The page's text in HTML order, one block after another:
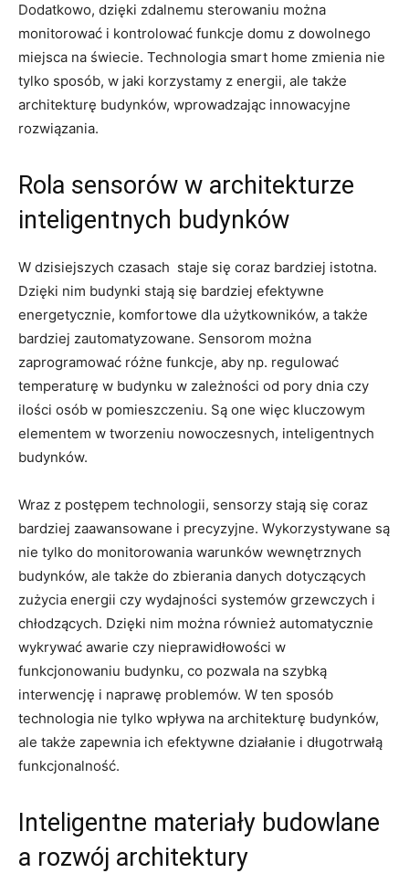
Dodatkowo,⁣ dzięki ⁢zdalnemu⁤ sterowaniu ⁤można
monitorować⁤ i⁤ kontrolować​ funkcje ‌domu ⁣z dowolnego
miejsca na świecie.⁤ Technologia smart home zmienia nie
tylko ‍sposób, ​w jaki korzystamy z​ energii, ale ⁢także⁤
architekturę ‌budynków,‍ wprowadzając innowacyjne
rozwiązania.
Rola sensorów w⁢ architekturze
inteligentnych budynków
W dzisiejszych czasach ​ staje się coraz bardziej istotna.
Dzięki⁤ nim budynki‌ stają się ⁤bardziej efektywne
energetycznie,‌ komfortowe dla użytkowników, a także
bardziej zautomatyzowane.⁢ Sensorom można
zaprogramować różne funkcje, aby np. regulować⁢
temperaturę‍ w budynku ‍w ​zależności od ⁢pory dnia⁢ czy
ilości osób ​w pomieszczeniu. Są ⁢one więc kluczowym
elementem w tworzeniu nowoczesnych, inteligentnych
⁤budynków.
Wraz z postępem technologii, sensorzy ⁢stają się coraz
bardziej zaawansowane‌ i⁢ precyzyjne. Wykorzystywane ​są
nie ⁣tylko⁤ do monitorowania warunków wewnętrznych⁢
budynków, ale ‍także do ⁣zbierania danych ‌dotyczących⁣
zużycia‌ energii czy wydajności systemów ⁢grzewczych​ i
chłodzących.⁤ Dzięki nim można również‌ automatycznie
wykrywać awarie ‍czy nieprawidłowości w
funkcjonowaniu budynku, co⁤ pozwala ‌na szybką
interwencję i naprawę⁢ problemów. W ‍ten sposób‌
technologia nie‌ tylko wpływa na architekturę budynków,
‍ale także ​zapewnia ich efektywne ​działanie i długotrwałą
funkcjonalność.
Inteligentne materiały⁤ budowlane
a rozwój architektury